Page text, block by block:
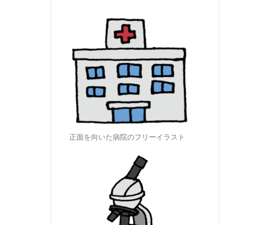
正面を向いた病院のフリーイラスト